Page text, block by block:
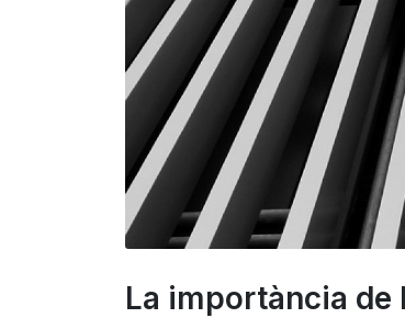
La importància